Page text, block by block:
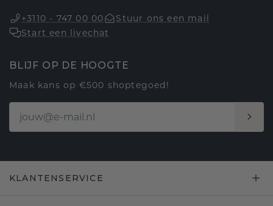
+3110 - 747 00 00
Stuur ons een mail
Start een livechat
BLIJF OP DE HOOGTE
Maak kans op €500 shoptegoed!
KLANTENSERVICE